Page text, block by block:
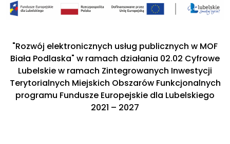
"Rozwój elektronicznych usług publicznych w MOF
Biała Podlaska" w ramach działania 02.02 Cyfrowe
Lubelskie w ramach Zintegrowanych Inwestycji
Terytorialnych Miejskich Obszarów Funkcjonalnych
programu Fundusze Europejskie dla Lubelskiego
2021 – 2027